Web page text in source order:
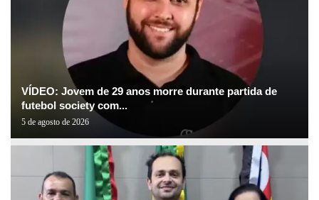
VÍDEO: Jovem de 29 anos morre durante partida de
futebol society com...
5 de agosto de 2026